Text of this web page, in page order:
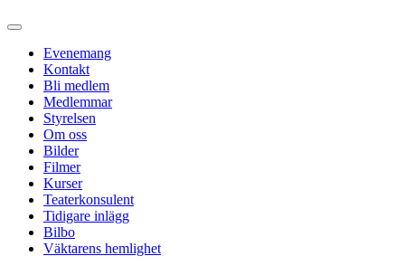
Evenemang
Kontakt
Bli medlem
Medlemmar
Styrelsen
Om oss
Bilder
Filmer
Kurser
Teaterkonsulent
Tidigare inlägg
Bilbo
Väktarens hemlighet